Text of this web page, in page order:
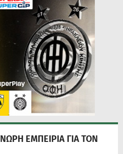
ΕΜΠΕΙΡΙΑ ΓΙΑ ΤΟΝ